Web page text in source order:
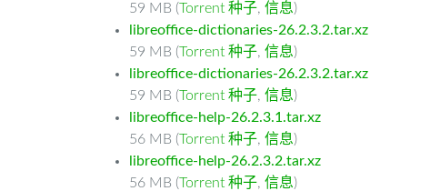
59 MB (Torrent 种子, 信息)
libreoffice-dictionaries-26.2.3.2.tar.xz
59 MB (Torrent 种子, 信息)
libreoffice-dictionaries-26.2.3.2.tar.xz
59 MB (Torrent 种子, 信息)
libreoffice-help-26.2.3.1.tar.xz
56 MB (Torrent 种子, 信息)
libreoffice-help-26.2.3.2.tar.xz
56 MB (Torrent 种子, 信息)